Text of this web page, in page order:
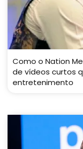
Como o Nation
de vídeos curtos
entretenimento